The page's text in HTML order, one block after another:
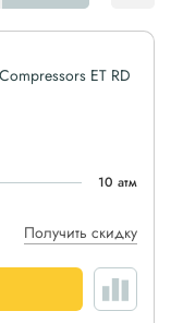
ET RD
10 атм
Получить скидку